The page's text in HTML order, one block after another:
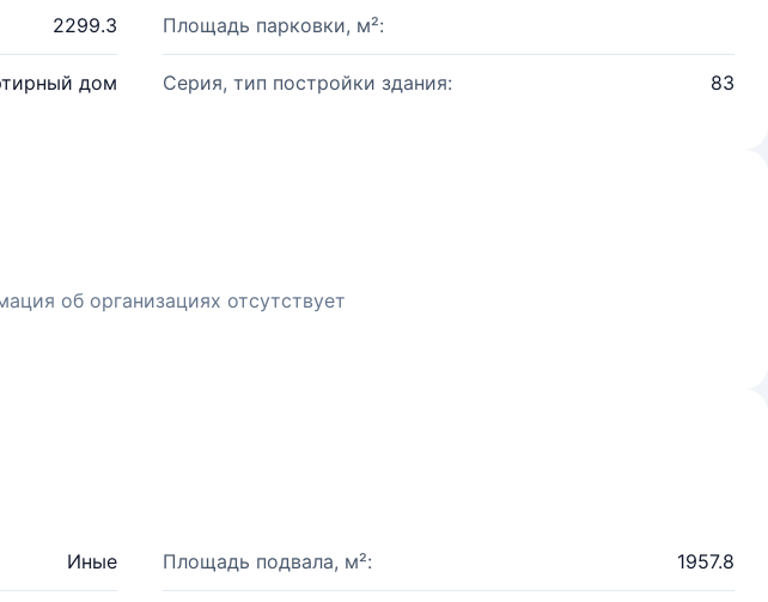
2299.3 Площадь парковки, м²:
дом Серия, тип постройки здания: 83
об организациях отсутствует
Иные Площадь подвала, м²: 1957.8